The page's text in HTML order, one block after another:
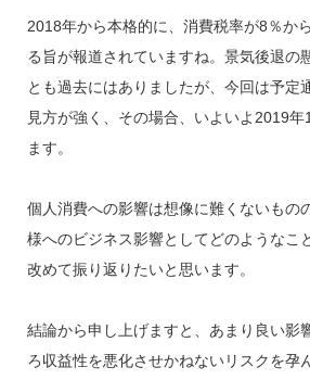
2018年から本格的に、消費税率が8％か
る旨が報道されていますね。景気後退の
とも過去にはありましたが、今回は予定
見方が強く、その場合、いよいよ2019年
ます。
個人消費への影響は想像に難くないもの
様へのビジネス影響としてどのようなこ
改めて振り返りたいと思います。
結論から申し上げますと、あまり良い影
ろ収益性を悪化させかねないリスクを孕